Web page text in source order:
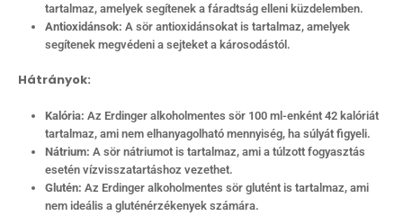
tartalmaz, amelyek segítenek a fáradtság elleni küzdelemben.
Antioxidánsok: A sör antioxidánsokat is tartalmaz, amelyek
segítenek megvédeni a sejteket a károsodástól.
Hátrányok:
Kalória: Az Erdinger alkoholmentes sör 100 ml-enként 42 kalóriát
tartalmaz, ami nem elhanyagolható mennyiség, ha súlyát figyeli.
Nátrium: A sör nátriumot is tartalmaz, ami a túlzott fogyasztás
esetén vízvisszatartáshoz vezethet.
Glutén: Az Erdinger alkoholmentes sör glutént is tartalmaz, ami
nem ideális a gluténérzékenyek számára.